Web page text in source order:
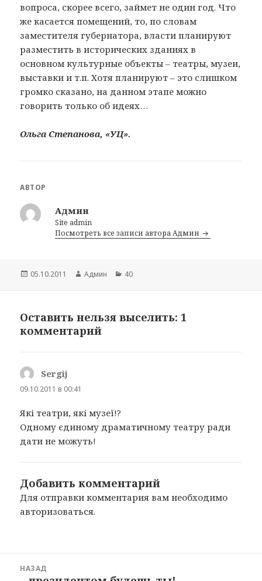
вопроса, скорее всего, займет не один год. Что
же касается помещений, то, по словам
заместителя губернатора, власти планируют
разместить в исторических зданиях в
основном культурные объекты – театры, музеи,
выставки и т.п. Хотя планируют – это слишком
громко сказано, на данном этапе можно
говорить только об идеях…
Ольга Степанова, «УЦ».
АВТОР
Админ
Site admin
Посмотреть все записи автора Админ
Опубликовано
05.10.2011 Автор
Админ Рубрики
40
Оставить нельзя выселить: 1
комментарий
Sergij
09.10.2011 в 00:41
Які театри, які музеї!?
Одному єдиному драматичному театру ради
дати не можуть!
Добавить комментарий
Для отправки комментария вам необходимо
авторизоваться.
НАЗАД